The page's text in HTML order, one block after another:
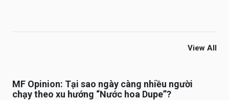
View All
MF Opinion: Tại sao ngày càng nhiều người
chạy theo xu hướng “Nước hoa Dupe”?